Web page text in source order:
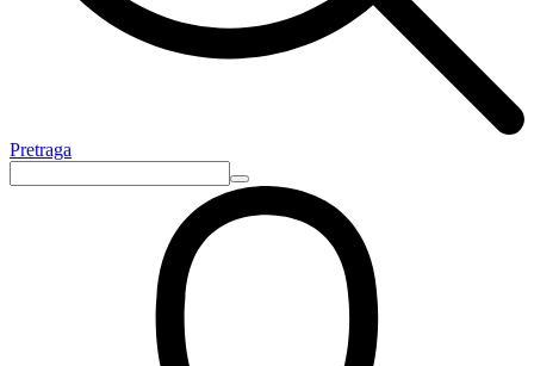
Pretraga